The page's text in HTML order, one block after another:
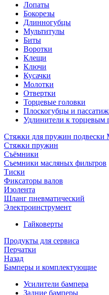
Лопаты
Бокорезы
Длинногубцы
Мультитулы
Биты
Воротки
Клещи
Ключи
Кусачки
Молотки
Отвертки
Торцевые головки
Плоскогубцы и
Удлинители к торцевым
Стяжки для пружин подвески
Стяжки пружин
Съёмники
Съемники масляных фильтров
Тиски
Фиксаторы валов
Изолента
Шланг пневматический
Электроинструмент
Гайковерты
Продукты для сервиса
Перчатки
Назад
Бамперы и комплектующие
Усилители бампера
Задние бамперы